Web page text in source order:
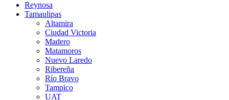
Reynosa
Tamaulipas
Altamira
Ciudad Victoria
Madero
Matamoros
Nuevo Laredo
Ribereña
Río Bravo
Tampico
UAT